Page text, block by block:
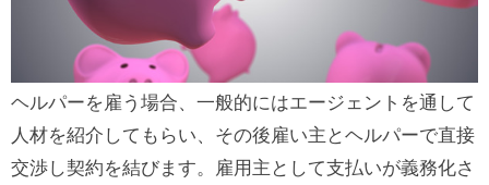
ヘルパーを雇う場合、一般的にはエージェントを通して
人材を紹介してもらい、その後雇い主とヘルパーで直接
交渉し契約を結びます。雇用主として支払いが義務化さ